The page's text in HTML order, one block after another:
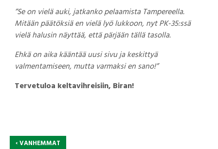
”Se on vielä auki, jatkanko pelaamista Tampereella.
Mitään päätöksiä en vielä lyö lukkoon, nyt PK-35:ssä
vielä halusin näyttää, että pärjään tällä tasolla.
Ehkä on aika kääntää uusi sivu ja keskittyä
valmentamiseen, mutta varmaksi en sano!”
Tervetuloa keltavihreisiin, Biran!
‹VANHEMMAT